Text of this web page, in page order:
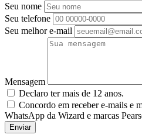
Seu nome
Seu telefone
Seu melhor e-mail
Mensagem
Declaro ter mais de 12 anos.
Concordo em receber e-mails e
WhatsApp da Wizard e marcas